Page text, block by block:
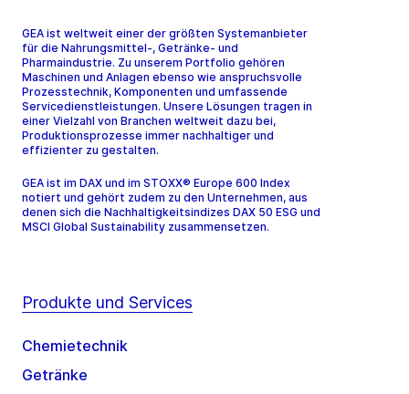
GEA ist weltweit einer der größten Systemanbieter
für die Nahrungsmittel-, Getränke- und
Pharmaindustrie. Zu unserem Portfolio gehören
Maschinen und Anlagen ebenso wie anspruchsvolle
Prozesstechnik, Komponenten und umfassende
Servicedienstleistungen. Unsere Lösungen tragen in
einer Vielzahl von Branchen weltweit dazu bei,
Produktionsprozesse immer nachhaltiger und
effizienter zu gestalten.
GEA ist im DAX und im STOXX® Europe 600 Index
notiert und gehört zudem zu den Unternehmen, aus
denen sich die Nachhaltigkeitsindizes DAX 50 ESG und
MSCI Global Sustainability zusammensetzen.
Produkte und Services
Chemietechnik
Getränke